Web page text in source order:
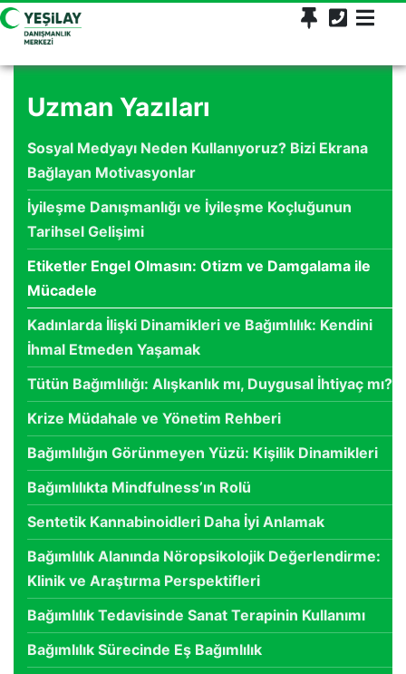
Uzman Yazıları
Sosyal Medyayı Neden Kullanıyoruz? Bizi Ekrana
Bağlayan Motivasyonlar
İyileşme Danışmanlığı ve İyileşme Koçluğunun
Tarihsel Gelişimi
Etiketler Engel Olmasın: Otizm ve Damgalama ile
Mücadele
Kadınlarda İlişki Dinamikleri ve Bağımlılık: Kendini
İhmal Etmeden Yaşamak
Tütün Bağımlılığı: Alışkanlık mı, Duygusal İhtiyaç mı?
Krize Müdahale ve Yönetim Rehberi
Bağımlılığın Görünmeyen Yüzü: Kişilik Dinamikleri
Bağımlılıkta Mindfulness’ın Rolü
Sentetik Kannabinoidleri Daha İyi Anlamak
Bağımlılık Alanında Nöropsikolojik Değerlendirme:
Klinik ve Araştırma Perspektifleri
Bağımlılık Tedavisinde Sanat Terapinin Kullanımı
Bağımlılık Sürecinde Eş Bağımlılık